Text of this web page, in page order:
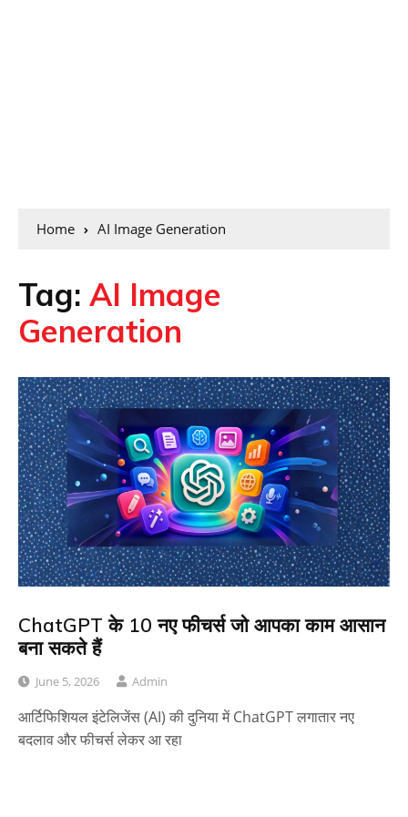
Home AI Image Generation
Tag: AI Image
Generation
ChatGPT के 10 नए फीचर्स जो आपका काम आसान
बना सकते हैं
June 5, 2026 Admin
आर्टिफिशियल इंटेलिजेंस (AI) की दुनिया में ChatGPT लगातार नए
बदलाव और फीचर्स लेकर आ रहा